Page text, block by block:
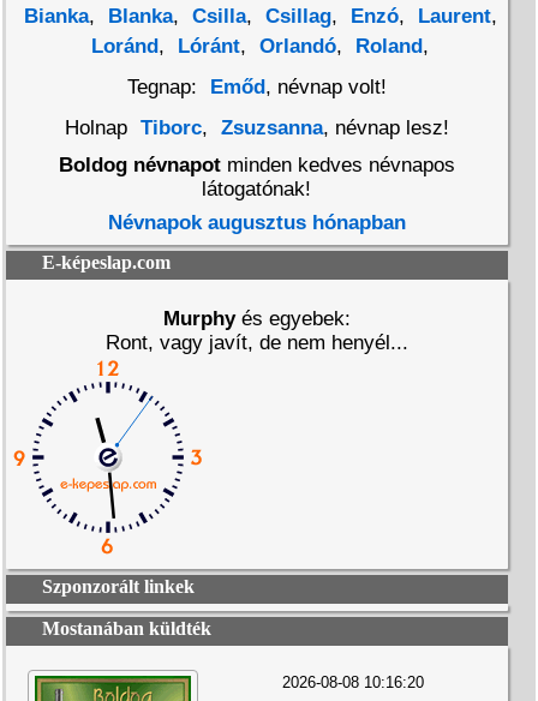
Bianka, Blanka, Csilla, Csillag, Enzó, Laurent,
Loránd, Lóránt, Orlandó, Roland,
Tegnap:
Emőd, névnap volt!
Holnap Tiborc, Zsuzsanna, névnap lesz!
Boldog névnapotminden kedves névnapos
látogatónak!
Névnapok augusztus hónapban
E-képeslap.com
Murphyés egyebek:
Ront, vagy javít, de nem henyél...
Szponzorált linkek
Mostanában küldték
2026-08-08 10:16:20